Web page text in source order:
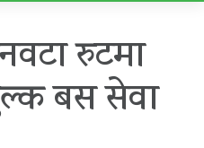
रुटमा
बस सेवा